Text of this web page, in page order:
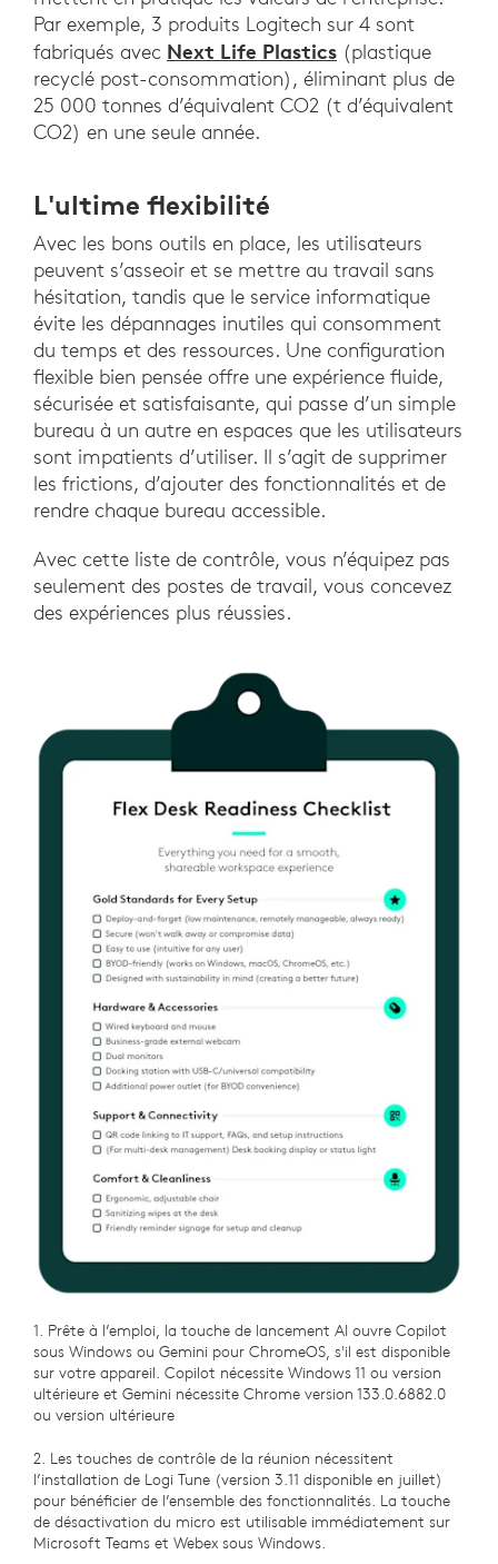
Par exemple, 3 produits Logitech sur 4 sont
fabriqués avec Next Life Plastics (plastique
recyclé post-consommation), éliminant plus de
25 000 tonnes d’équivalent CO2 (t d’équivalent
CO2) en une seule année.
L'ultime flexibilité
Avec les bons outils en place, les utilisateurs
peuvent s’asseoir et se mettre au travail sans
hésitation, tandis que le service informatique
évite les dépannages inutiles qui consomment
du temps et des ressources. Une configuration
flexible bien pensée offre une expérience fluide,
sécurisée et satisfaisante, qui passe d’un simple
bureau à un autre en espaces que les utilisateurs
sont impatients d’utiliser. Il s’agit de supprimer
les frictions, d’ajouter des fonctionnalités et de
rendre chaque bureau accessible.
Avec cette liste de contrôle, vous n’équipez pas
seulement des postes de travail, vous concevez
des expériences plus réussies.
1. Prête à l’emploi, la touche de lancement AI ouvre Copilot
sous Windows ou Gemini pour ChromeOS, s'il est disponible
sur votre appareil. Copilot nécessite Windows 11 ou version
ultérieure et Gemini nécessite Chrome version 133.0.6882.0
ou version ultérieure
2. Les touches de contrôle de la réunion nécessitent
l’installation de Logi Tune (version 3.11 disponible en juillet)
pour bénéficier de l’ensemble des fonctionnalités. La touche
de désactivation du micro est utilisable immédiatement sur
Microsoft Teams et Webex sous Windows.